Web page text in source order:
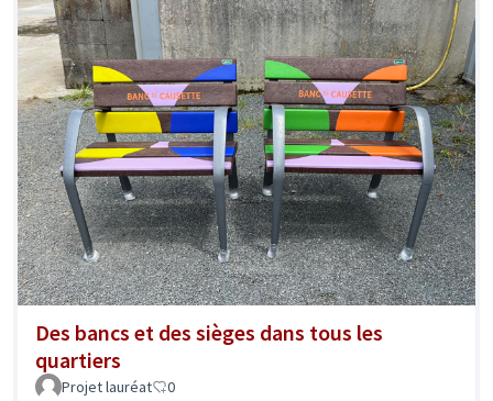
Des bancs et des sièges dans tous les
quartiers
Projet lauréat 0